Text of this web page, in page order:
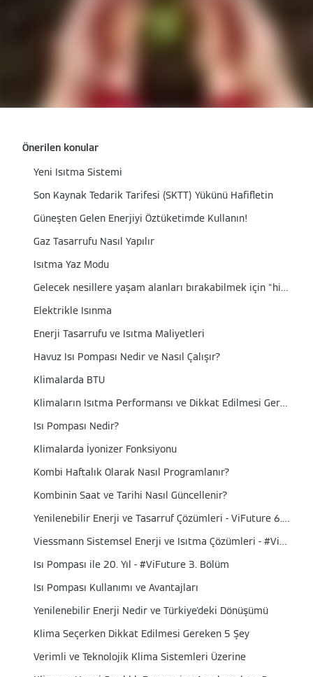
Önerilen konular
Yeni Isıtma Sistemi
Son Kaynak Tedarik Tarifesi (SKTT) Yükünü Hafifletin
Güneşten Gelen Enerjiyi Öztüketimde Kullanın!
Gaz Tasarrufu Nasıl Yapılır
Isıtma Yaz Modu
Gelecek nesillere yaşam alanları bırakabilmek için "hidrojen hazır" kombi
Elektrikle Isınma
Enerji Tasarrufu ve Isıtma Maliyetleri
Havuz Isı Pompası Nedir ve Nasıl Çalışır?
Klimalarda BTU
Klimaların Isıtma Performansı ve Dikkat Edilmesi Gereken Noktalar
Isı Pompası Nedir?
Klimalarda İyonizer Fonksiyonu
Kombi Haftalık Olarak Nasıl Programlanır?
Kombinin Saat ve Tarihi Nasıl Güncellenir?
Yenilenebilir Enerji ve Tasarruf Çözümleri - ViFuture 6. Bölüm
Viessmann Sistemsel Enerji ve Isıtma Çözümleri - #ViFuture 4. Bölüm
Isı Pompası ile 20. Yıl - #ViFuture 3. Bölüm
Isı Pompası Kullanımı ve Avantajları
Yenilenebilir Enerji Nedir ve Türkiye'deki Dönüşümü
Klima Seçerken Dikkat Edilmesi Gereken 5 Şey
Verimli ve Teknolojik Klima Sistemleri Üzerine